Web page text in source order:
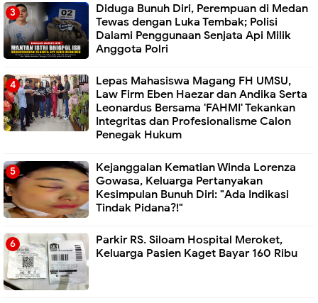
Diduga Bunuh Diri, Perempuan di Medan
Tewas dengan Luka Tembak; Polisi
Dalami Penggunaan Senjata Api Milik
Anggota Polri
Lepas Mahasiswa Magang FH UMSU,
Law Firm Eben Haezar dan Andika Serta
Leonardus Bersama 'FAHMI' Tekankan
Integritas dan Profesionalisme Calon
Penegak Hukum
Kejanggalan Kematian Winda Lorenza
Gowasa, Keluarga Pertanyakan
Kesimpulan Bunuh Diri: "Ada Indikasi
Tindak Pidana?!"
Parkir RS. Siloam Hospital Meroket,
Keluarga Pasien Kaget Bayar 160 Ribu